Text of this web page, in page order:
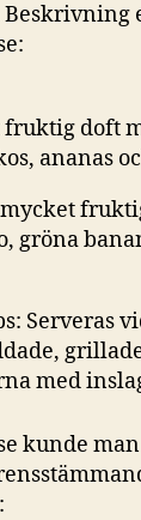
Beskrivning
doft
ananas
gröna
Serveras
med
kunde